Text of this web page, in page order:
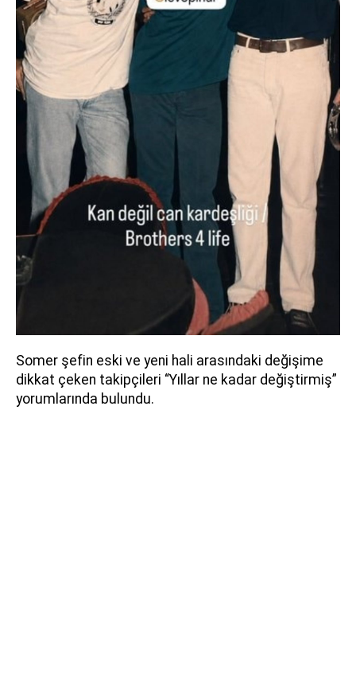
Somer şefin eski ve yeni hali arasındaki değişime
dikkat çeken takipçileri “Yıllar ne kadar değiştirmiş”
yorumlarında bulundu.